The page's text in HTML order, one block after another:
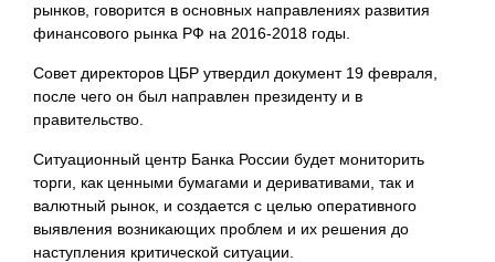
рынков, говорится в основных направлениях развития
финансового рынка РФ на 2016-2018 годы.
Совет директоров ЦБР утвердил документ 19 февраля,
после чего он был направлен президенту и в
правительство.
Ситуационный центр Банка России будет мониторить
торги, как ценными бумагами и деривативами, так и
валютный рынок, и создается с целью оперативного
выявления возникающих проблем и их решения до
наступления критической ситуации.